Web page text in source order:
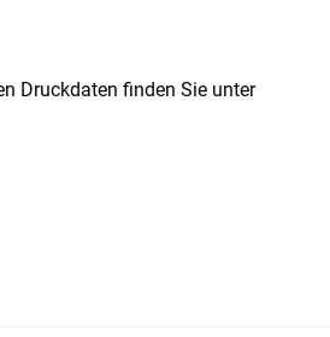
Druckdaten finden Sie unter